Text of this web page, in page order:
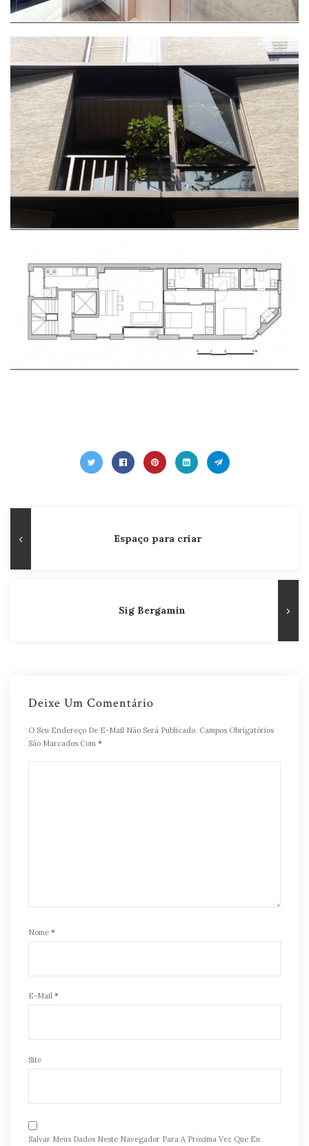
de
Post
Publicação
Espaço para criar
Sig Bergamin
Deixe Um Comentário
O Seu Endereço De E-Mail Não Será Publicado. Campos Obrigatórios
São Marcados Com *
Nome *
E-Mail *
Site
Salvar Meus Dados Neste Navegador Para A Próxima Vez Que Eu